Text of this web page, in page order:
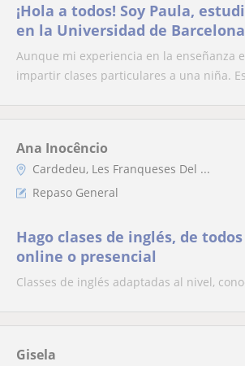
¡Hola a todos! Soy Paula,
en la Universidad de
hijos a brillar en sus estudios.
secundaria y necesitan apoyo
materias, ¡estoy aquí para
Aunque mi experiencia en la enseñanza
impartir clases particulares a una niña.
Ana Inocêncio
Cardedeu, Les Franqueses Del ...
Repaso General
Hago clases de inglés, de
online o presencial
Classes de inglés adaptadas al nivel,
Gisela